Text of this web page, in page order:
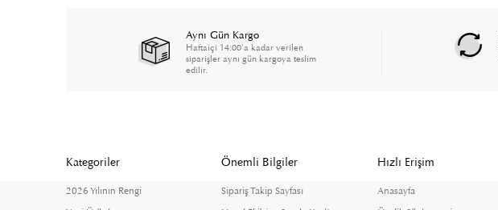
Aynı Gün Kargo
Haftaiçi 14:00'a kadar verilen
siparişler aynı gün kargoya teslim
edilir.
Kategoriler
2026 Yılının Rengi
Önemli Bilgiler
Sipariş Takip Sayfası
Hızlı Erişim
Anasayfa